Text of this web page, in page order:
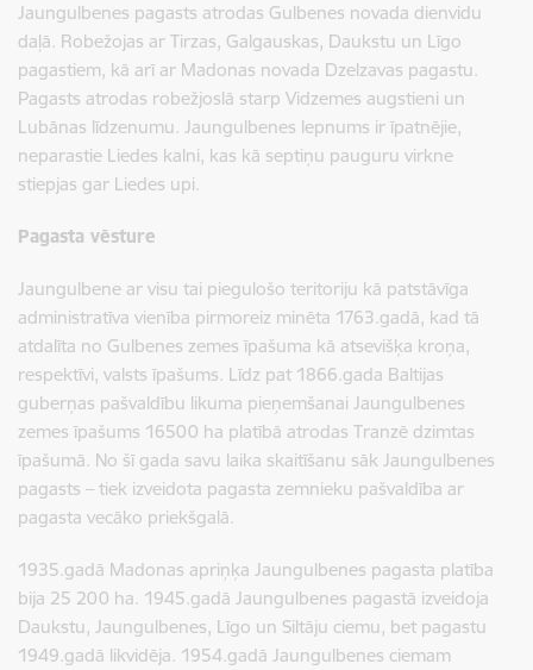
Jaungulbenes pagasts atrodas Gulbenes novada dienvidu
daļā. Robežojas ar Tirzas, Galgauskas, Daukstu un Līgo
pagastiem, kā arī ar Madonas novada Dzelzavas pagastu.
Pagasts atrodas robežjoslā starp Vidzemes augstieni un
Lubānas līdzenumu. Jaungulbenes lepnums ir īpatnējie,
neparastie Liedes kalni, kas kā septiņu pauguru virkne
stiepjas gar Liedes upi.
Pagasta vēsture
Jaungulbene ar visu tai piegulošo teritoriju kā patstāvīga
administratīva vienība pirmoreiz minēta 1763.gadā, kad tā
atdalīta no Gulbenes zemes īpašuma kā atsevišķa kroņa,
respektīvi, valsts īpašums. Līdz pat 1866.gada Baltijas
guberņas pašvaldību likuma pieņemšanai Jaungulbenes
zemes īpašums 16500 ha platībā atrodas Tranzē dzimtas
īpašumā. No šī gada savu laika skaitīšanu sāk Jaungulbenes
pagasts – tiek izveidota pagasta zemnieku pašvaldība ar
pagasta vecāko priekšgalā.
1935.gadā Madonas apriņķa Jaungulbenes pagasta platība
bija 25 200 ha. 1945.gadā Jaungulbenes pagastā izveidoja
Daukstu, Jaungulbenes, Līgo un Siltāju ciemu, bet pagastu
1949.gadā likvidēja. 1954.gadā Jaungulbenes ciemam